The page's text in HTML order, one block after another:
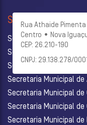
Rua Athaide
Centro • Nova
CEP: 26.210-190
CNPJ: 29.138.278/
SECRETARIAS
Secretaria Municipal
Secretaria Municipal
Secretaria Municipal
Secretaria Municipal de
Secretaria Municipal de
Secretaria Municipal de
Secretaria Municipal de